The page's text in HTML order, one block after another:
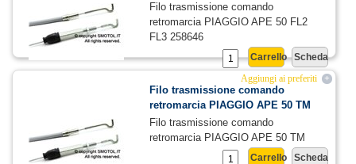
Filo trasmissione comando
retromarcia PIAGGIO APE 50 FL2
FL3 258646
Scheda
Carrello
+
Aggiungi ai preferiti
Filo trasmissione comando
retromarcia PIAGGIO APE 50 TM
Filo trasmissione comando
retromarcia PIAGGIO APE 50 TM
Scheda
Carrello